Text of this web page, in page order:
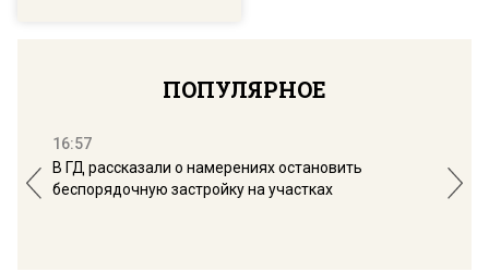
ПОПУЛЯРНОЕ
16:57
В ГД рассказали о намерениях остановить
беспорядочную застройку на участках